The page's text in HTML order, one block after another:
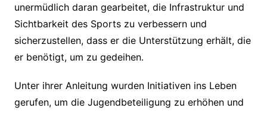
unermüdlich daran gearbeitet, die Infrastruktur und
Sichtbarkeit des Sports zu verbessern und
sicherzustellen, dass er die Unterstützung erhält, die
er benötigt, um zu gedeihen.
Unter ihrer Anleitung wurden Initiativen ins Leben
gerufen, um die Jugendbeteiligung zu erhöhen und